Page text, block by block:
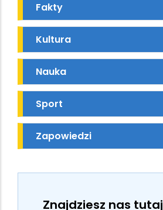
Fakty
Kultura
Nauka
Sport
Zapowiedzi
Znajdziesz nas tutaj